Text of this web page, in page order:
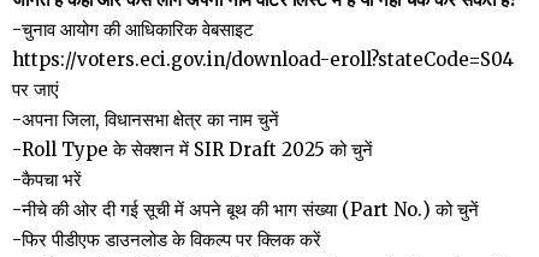
-चुनाव आयोग की आधिकारिक वेबसाइट
https://voters.eci.gov.in/download-eroll?stateCode=S04
पर जाएं
-अपना जिला, विधानसभा क्षेत्र का नाम चुनें
-Roll Type के सेक्शन में SIR Draft 2025 को चुनें
-कैपचा भरें
-नीचे की ओर दी गई सूची में अपने बूथ की भाग संख्या (Part No.) को चुनें
-फिर पीडीएफ डाउनलोड के विकल्प पर क्लिक करें